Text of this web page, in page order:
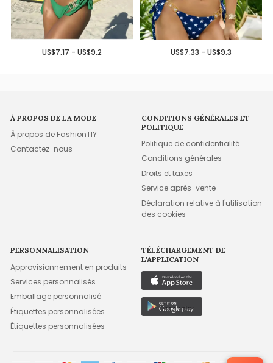
US$7.17 - US$9.2 US$7.33 - US$9.3
À PROPOS DE LA MODE
À propos de FashionTIY
Contactez-nous
CONDITIONS GÉNÉRALES ET
POLITIQUE
Politique de confidentialité
Conditions générales
Droits et taxes
Service après-vente
Déclaration relative à l'utilisation
des cookies
PERSONNALISATION
Approvisionnement en produits
Services personnalisés
Emballage personnalisé
Étiquettes personnalisées
Étiquettes personnalisées
TÉLÉCHARGEMENT DE
L'APPLICATION